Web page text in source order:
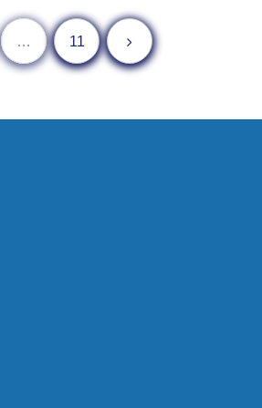
… 11 次へ